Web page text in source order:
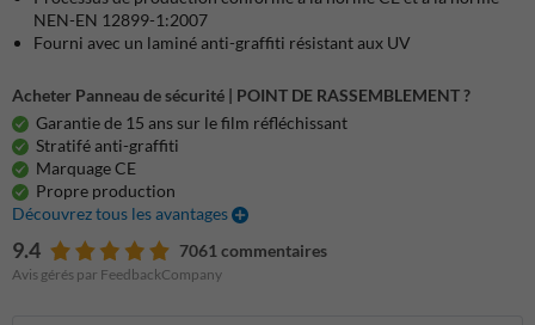
NEN-EN 12899-1:2007
Fourni avec un laminé anti-graffiti résistant aux UV
Acheter Panneau de sécurité | POINT DE RASSEMBLEMENT ?
Garantie de 15 ans sur le film réfléchissant
Stratifé anti-graffiti
Marquage CE
Propre production
Découvrez tous les avantages
9.4 7061 commentaires
Avis gérés par FeedbackCompany